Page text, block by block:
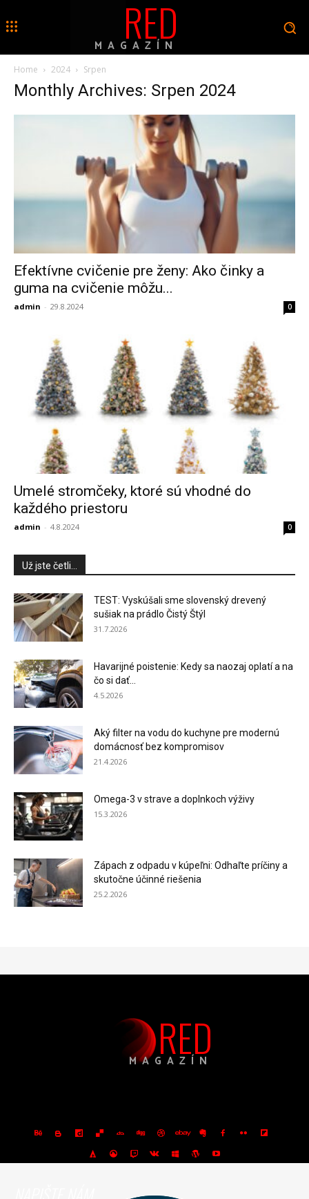
RED
MAGAZÍN
Home 2024 Srpen
Monthly Archives: Srpen 2024
Efektívne cvičenie pre ženy: Ako činky a
guma na cvičenie môžu...
admin - 29.8.2024 0
Umelé stromčeky, ktoré sú vhodné do
každého priestoru
admin - 4.8.2024 0
Už jste četli...
TEST: Vyskúšali sme slovenský drevený
sušiak na prádlo Čistý Štýl
31.7.2026
Havarijné poistenie: Kedy sa naozaj oplatí a na
čo si dať...
4.5.2026
Aký filter na vodu do kuchyne pre modernú
domácnosť bez kompromisov
21.4.2026
Omega-3 v strave a doplnkoch výživy
15.3.2026
Zápach z odpadu v kúpeľni: Odhaľte príčiny a
skutočne účinné riešenia
25.2.2026
RED
MAGAZÍN